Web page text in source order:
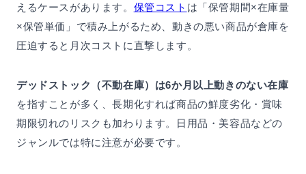
えるケースがあります。 保管コスト は「保管期間×在庫量
×保管単価」で積み上がるため、動きの悪い商品が倉庫を
圧迫すると月次コストに直撃します。
デッドストック（不動在庫）は6か月以上動きのない在庫
を指すことが多く、長期化すれば商品の鮮度劣化・賞味
期限切れのリスクも加わります。日用品・美容品などの
ジャンルでは特に注意が必要です。